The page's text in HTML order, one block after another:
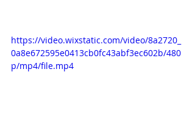
https://video.wixstatic.com/video/8a2720_
0a8e672595e0413cb0fc43abf3ec602b/480
p/mp4/file.mp4